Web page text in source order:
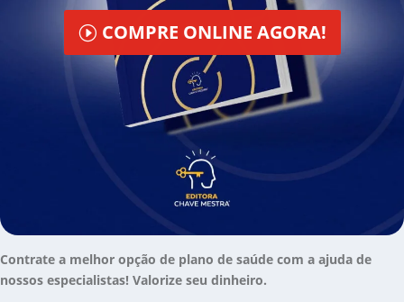
COMPRE ONLINE AGORA!
Contrate a melhor opção de plano de saúde com a ajuda de
nossos especialistas! Valorize seu dinheiro.